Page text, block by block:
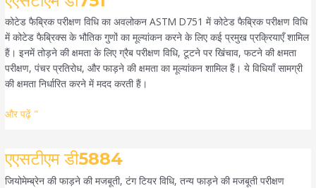
कोटेड फैब्रिक परीक्षण विधि का अवलोकन ASTM D751 में कोटेड फैब्रिक परीक्षण विधि
में कोटेड फैब्रिक्स के भौतिक गुणों का मूल्यांकन करने के लिए कई प्रमुख प्रक्रियाएँ शामिल
हैं। इनमें तोड़ने की क्षमता के लिए ग्रैब परीक्षण विधि, टूटने पर खिंचाव, फटने की क्षमता
परीक्षण, पंचर प्रतिरोध, और फाड़ने की क्षमता का मूल्यांकन शामिल हैं। ये विधियाँ सामग्री
की क्षमता निर्धारित करने में मदद करती हैं।
डी751
और पढ़ें "
एएसटीएम डी5884
जियोमेम्ब्रेन की फाड़ने की मजबूती, टंग टियर विधि, तन्य फाड़ने की मजबूती परीक्षण
एएसटीएम
डी5884